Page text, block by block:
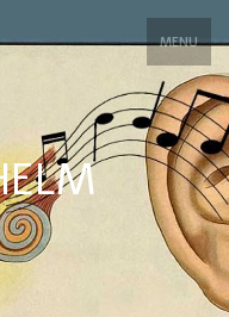
MENU